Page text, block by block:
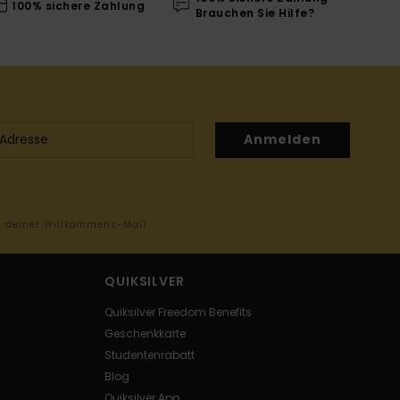
100% sichere Zahlung
Brauchen Sie Hilfe?
Anmelden
Willkommens-Mail
QUIKSILVER
Quiksilver Freedom Benefits
Geschenkkarte
Studentenrabatt
Blog